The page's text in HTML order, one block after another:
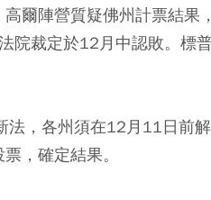
爾陣營質疑佛州計票結果
院裁定於12月中認敗。標
，各州須在12月11日前
，確定結果。